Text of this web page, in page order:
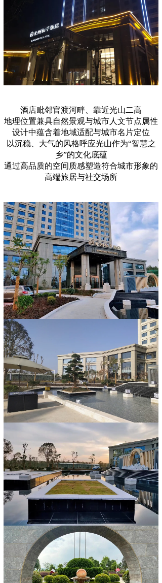
酒店毗邻官渡河畔、靠近光山二高
地理位置兼具自然景观与城市人文节点属性
设计中蕴含着地域适配与城市名片定位
以沉稳、大气的风格呼应光山作为“智慧之
乡”的文化底蕴
通过高品质的空间质感塑造符合城市形象的
高端旅居与社交场所